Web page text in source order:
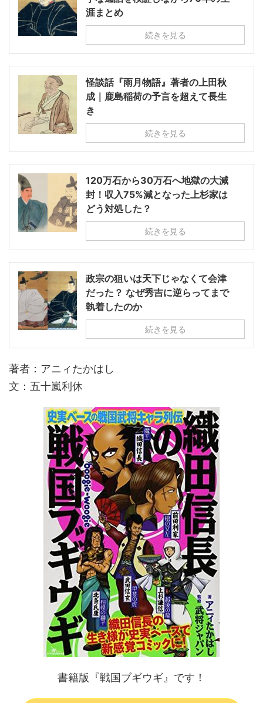
涯まとめ
続きを見る
怪談話『雨月物語』著者の上田秋
成｜鹿島稲荷の予言を超えて長生
き
続きを見る
120万石から30万石へ地獄の大減
封！収入75%減となった上杉家は
どう対処した？
続きを見る
政宗の狙いは天下じゃなくて会津
だった？ なぜ秀吉に逆らってまで
執着したのか
続きを見る
著者：アニィたかはし
文：五十嵐利休
書籍版『戦国ブギウギ』です！